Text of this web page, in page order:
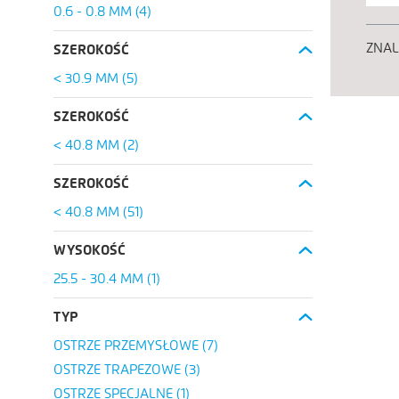
0.6 - 0.8 MM (4)
SZEROKOŚĆ
< 30.9 MM (5)
SZEROKOŚĆ
< 40.8 MM (2)
SZEROKOŚĆ
< 40.8 MM (51)
WYSOKOŚĆ
25.5 - 30.4 MM (1)
TYP
OSTRZE PRZEMYSŁOWE (7)
OSTRZE TRAPEZOWE (3)
OSTRZE SPECJALNE (1)